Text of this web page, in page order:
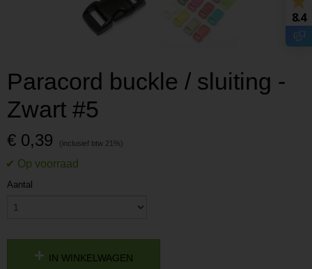
Paracord buckle / sluiting -
Zwart #5
€ 0,39
Aantal
IN WINKELWAGEN
8.4